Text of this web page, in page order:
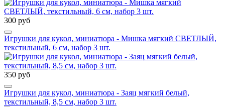
300 руб
Игрушки для кукол, миниатюра - Мишка мягкий СВЕТЛЫЙ,
текстильный, 6 см, набор 3 шт.
350 руб
Игрушки для кукол, миниатюра - Заяц мягкий белый,
текстильный, 8,5 см, набор 3 шт.